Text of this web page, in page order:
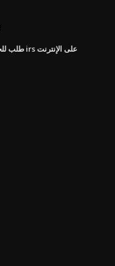
طلب للحصول على رقم تعريف دافع الضرائب الفردية irs على الإنترنت